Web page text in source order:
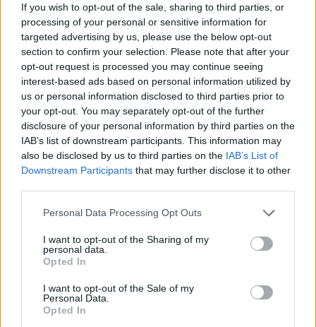
If you wish to opt-out of the sale, sharing to third parties, or
processing of your personal or sensitive information for
targeted advertising by us, please use the below opt-out
section to confirm your selection. Please note that after your
opt-out request is processed you may continue seeing
interest-based ads based on personal information utilized by
us or personal information disclosed to third parties prior to
your opt-out. You may separately opt-out of the further
disclosure of your personal information by third parties on the
IAB’s list of downstream participants. This information may
also be disclosed by us to third parties on the IAB’s List of
Downstream Participants that may further disclose it to other
Personal Data Processing Opt Outs
I want to opt-out of the Sharing of my
personal data.
Opted In
I want to opt-out of the Sale of my
Personal Data.
Opted In